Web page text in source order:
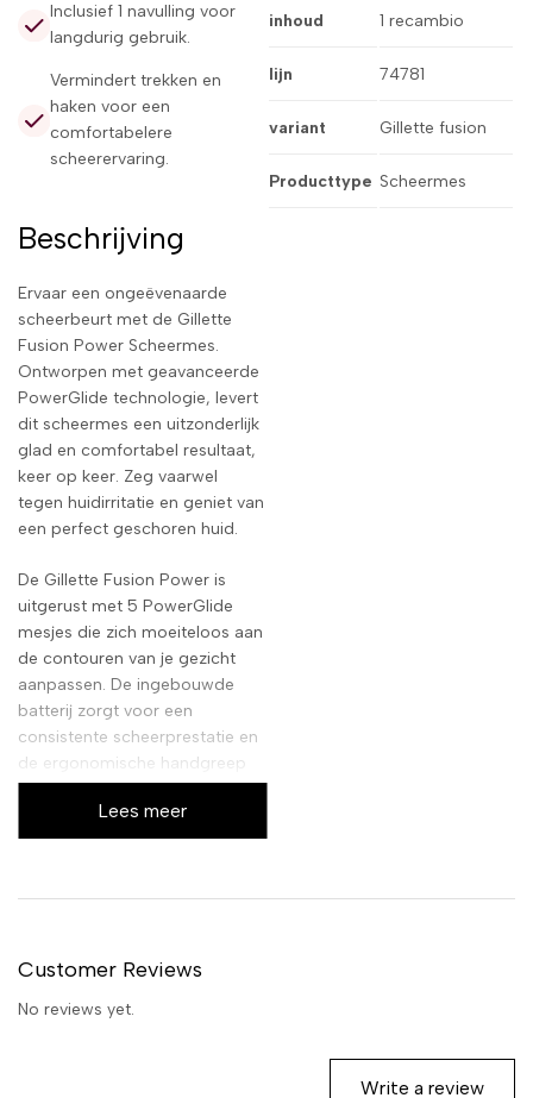
Inclusief 1 navulling voor
langdurig gebruik.
Vermindert trekken en
haken voor een
comfortabelere
scheerervaring.
Beschrijving
Ervaar een ongeëvenaarde
scheerbeurt met de Gillette
Fusion Power Scheermes.
Ontworpen met geavanceerde
PowerGlide technologie, levert
dit scheermes een uitzonderlijk
glad en comfortabel resultaat,
keer op keer. Zeg vaarwel
tegen huidirritatie en geniet van
een perfect geschoren huid.
De Gillette Fusion Power is
uitgerust met 5 PowerGlide
mesjes die zich moeiteloos aan
de contouren van je gezicht
aanpassen. De ingebouwde
batterij zorgt voor een
consistente scheerprestatie en
de ergonomische handgreep
garandeert optimale controle
en comfort tijdens het scheren.
Elke navulling is ontworpen
prestatie.
Lees meer
inhoud 1 recambio
lijn 74781
variant Gillette fusion
Producttype Scheermes
Customer Reviews
No reviews yet.
Write a review